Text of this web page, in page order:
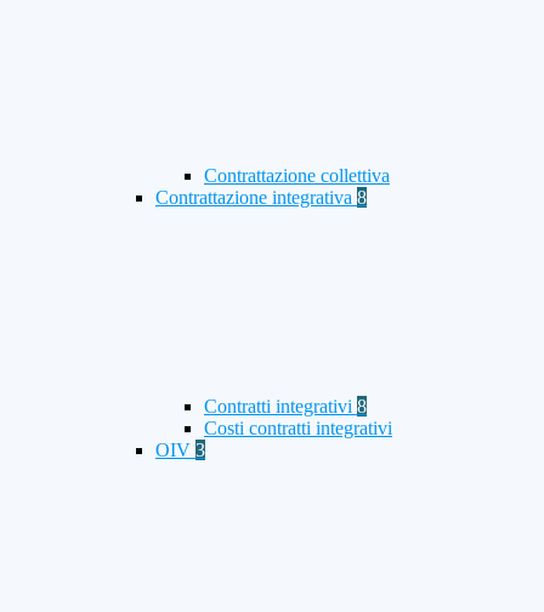
Contrattazione collettiva
Contrattazione integrativa 8
Contratti integrativi 8
Costi contratti integrativi
OIV 3